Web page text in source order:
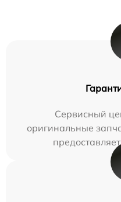
Сервисный
оригинальные